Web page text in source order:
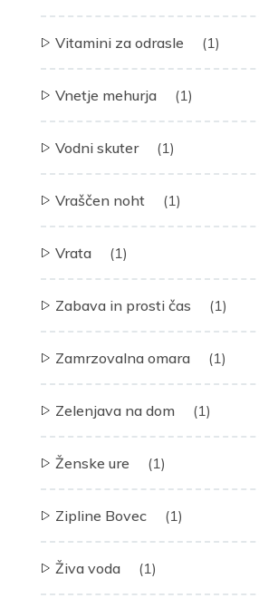
Vitamini za odrasle (1)
Vnetje mehurja (1)
Vodni skuter (1)
Vraščen noht (1)
Vrata (1)
Zabava in prosti čas (1)
Zamrzovalna omara (1)
Zelenjava na dom (1)
Ženske ure (1)
Zipline Bovec (1)
Živa voda (1)